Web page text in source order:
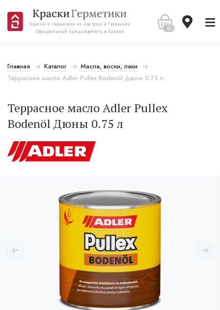
Краски и герметики из Австрии и Германии
Официальный представитель в Казани
0
Главная Каталог
Масла, воски, лаки
Террасное масло Adler Pullex Bodenöl Дюны 0.75 л
Террасное масло Adler Pullex
Bodenöl Дюны 0.75 л